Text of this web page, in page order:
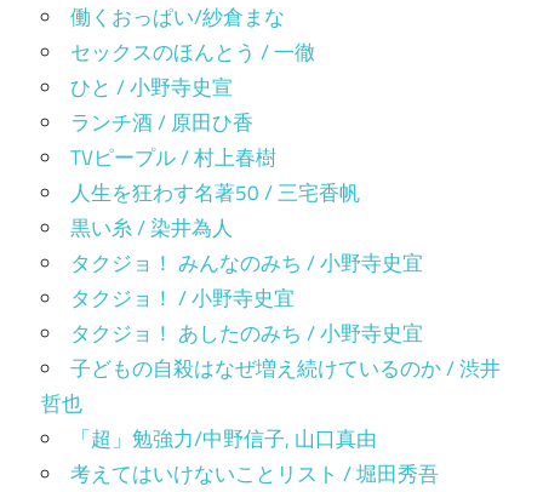
働くおっぱい/紗倉まな
セックスのほんとう / 一徹
ひと / 小野寺史宣
ランチ酒 / 原田ひ香
TVピープル / 村上春樹
人生を狂わす名著50 / 三宅香帆
黒い糸 / 染井為人
タクジョ！ みんなのみち / 小野寺史宜
タクジョ！ / 小野寺史宜
タクジョ！ あしたのみち / 小野寺史宜
子どもの自殺はなぜ増え続けているのか / 渋井
哲也
「超」勉強力/中野信子, 山口真由
考えてはいけないことリスト / 堀田秀吾